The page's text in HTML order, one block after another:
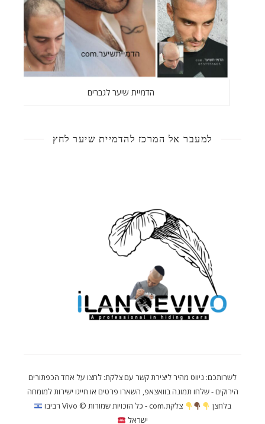
הדמיית שיער לגברים
למעבר אל המרכז להדמיית שיער לחץ
לשרותכם: ניווט מהיר ליצירת קשר עם צלקת: לחצו על אחד הכפתורים
הירוקים - שלחו תמונה בוואצאפ, השארו פרטים או חייגו ישירות למומחה
בלחצן
צלקת.com - כל הזכויות שמורות ©️
ישראל